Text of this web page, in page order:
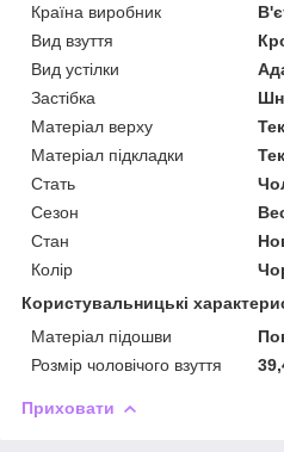
Країна виробник
Вид взуття
Вид устілки
Застібка
Матеріал верху
Матеріал підкладки
Стать
Сезон
Стан
Колір
Користувальницькі
Матеріал підошви
Розмір чоловічого взуття
Приховати